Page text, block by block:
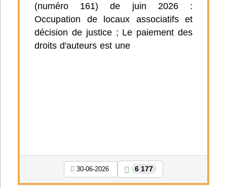
(numéro 161) de juin 2026 :
Occupation de locaux associatifs et
décision de justice ; Le paiement des
droits d'auteurs est une
30-06-2026 6 177